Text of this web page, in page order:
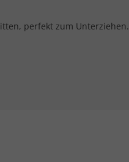
perfekt zum Unterziehen.